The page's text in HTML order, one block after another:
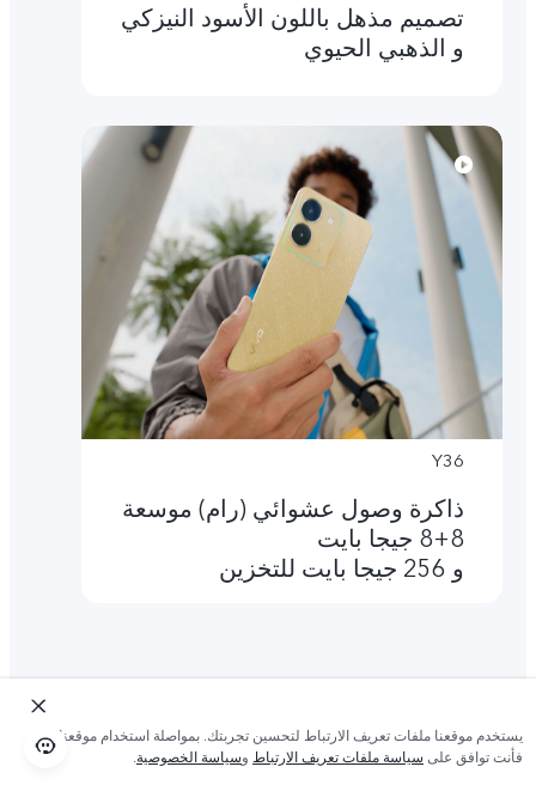
تصميم مذهل باللون الأسود النيزكي
و الذهبي الحيوي
Y36
ذاكرة وصول عشوائي (رام) موسعة
8+8 جيجا بايت
و 256 جيجا بايت للتخزين
يستخدم موقعنا ملفات تعريف الارتباط لتحسين تجربتك. بمواصلة استخدام موقعنا؛
فأنت توافق على سياسة ملفات تعريف الارتباط وسياسة الخصوصية.